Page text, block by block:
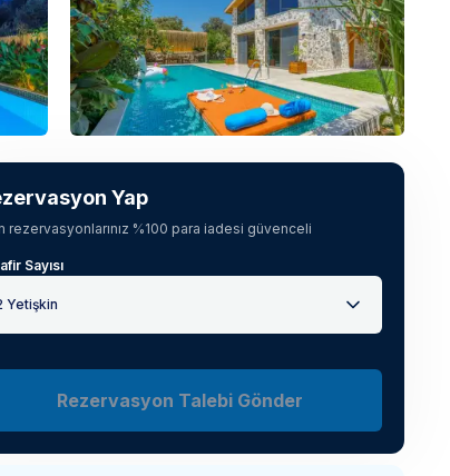
Tüm fotoğrafları gör
Yap
rezervasyonlarınız %100 para iadesi güvenceli
Sayısı
Yetişkin
Rezervasyon Talebi Gönder